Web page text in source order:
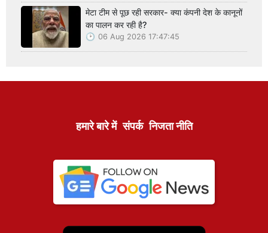
मेटा टीम से पूछ रही सरकार- क्या कंपनी देश के कानूनों
का पालन कर रही है?
06 Aug 2026 17:47:45
हमारे बारे में संपर्क निजता नीति